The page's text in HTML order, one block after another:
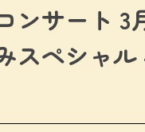
ンサート
スペシャル